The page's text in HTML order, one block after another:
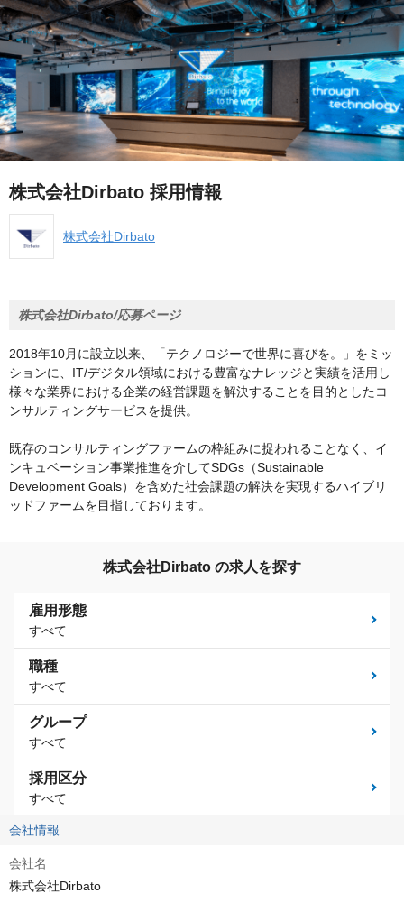
株式会社Dirbato 採用情報
株式会社Dirbato
株式会社Dirbato/応募ページ
2018年10月に設立以来、「テクノロジーで世界に喜びを。」をミッ
ションに、IT/デジタル領域における豊富なナレッジと実績を活用し
様々な業界における企業の経営課題を解決することを目的としたコ
ンサルティングサービスを提供。
既存のコンサルティングファームの枠組みに捉われることなく、イ
ンキュベーション事業推進を介してSDGs（Sustainable
Development Goals）を含めた社会課題の解決を実現するハイブリ
ッドファームを目指しております。
株式会社Dirbato の求人を探す
雇用形態
すべて
職種
すべて
グループ
すべて
採用区分
すべて
会社情報
会社名
株式会社Dirbato